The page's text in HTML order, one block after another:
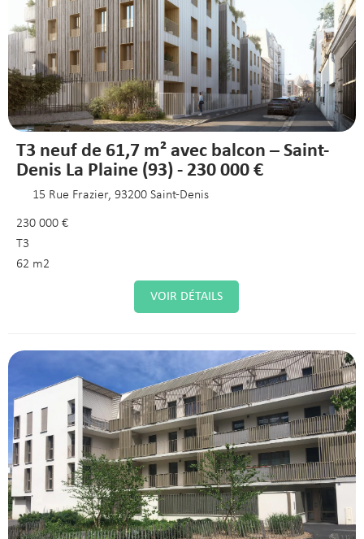
T3 neuf de 61,7 m² avec balcon – Saint-
Denis La Plaine (93) - 230 000 €
15 Rue Frazier, 93200 Saint-Denis
230 000 €
T3
62 m2
VOIR DÉTAILS